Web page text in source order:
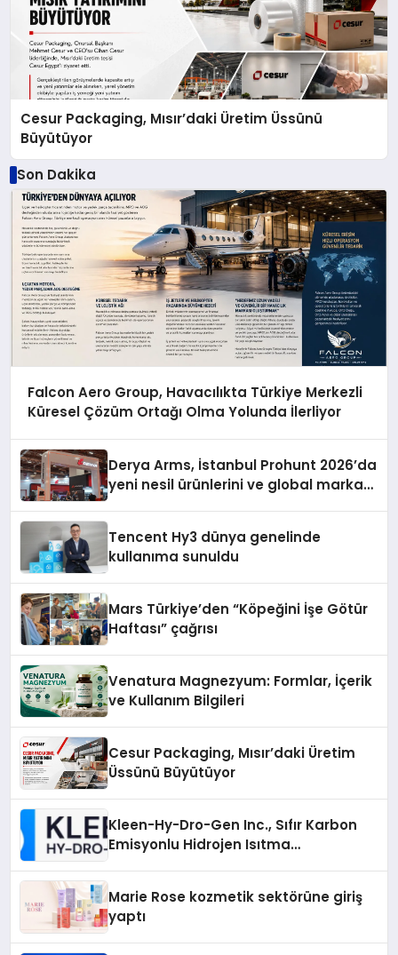
Cesur Packaging, Mısır’daki Üretim Üssünü
Büyütüyor
Son Dakika
Falcon Aero Group, Havacılıkta Türkiye Merkezli
Küresel Çözüm Ortağı Olma Yolunda İlerliyor
Derya Arms, İstanbul Prohunt 2026’da
yeni nesil ürünlerini ve global marka
Tencent Hy3 dünya genelinde
kullanıma sunuldu
Mars Türkiye’den “Köpeğini İşe Götür
Haftası” çağrısı
Venatura Magnezyum: Formlar, İçerik
ve Kullanım Bilgileri
Cesur Packaging, Mısır’daki Üretim
Üssünü Büyütüyor
Kleen-Hy-Dro-Gen Inc., Sıfır Karbon
Emisyonlu Hidrojen Isıtma
Marie Rose kozmetik sektörüne giriş
yaptı